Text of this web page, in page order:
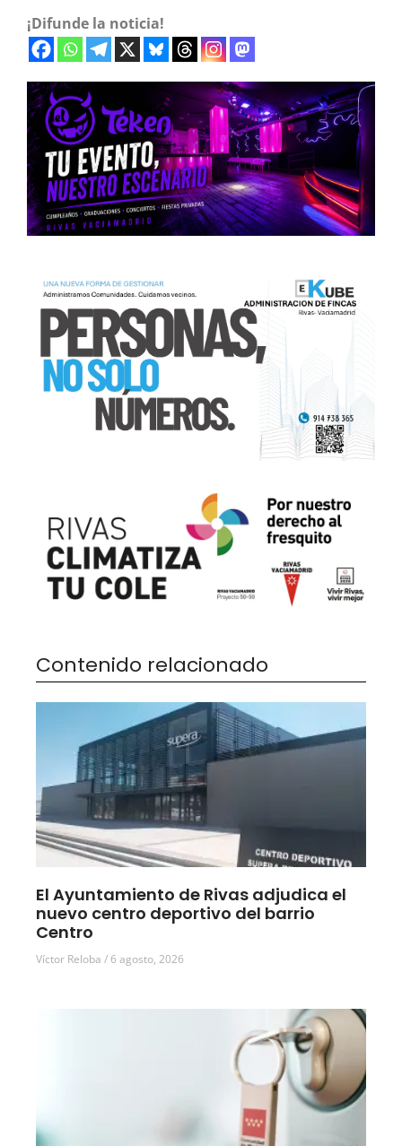
¡Difunde la noticia!
Contenido relacionado
El Ayuntamiento de Rivas adjudica el
nuevo centro deportivo del barrio
Centro
Víctor Reloba 6 agosto, 2026